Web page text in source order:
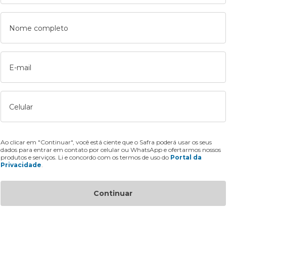
Nome completo
E-mail
Celular
Ao clicar em "Continuar", você está ciente que o Safra poderá usar os seus
dados para entrar em contato por celular ou WhatsApp e ofertarmos nossos
produtos e serviços. Li e concordo com os termos de uso do Portal da
Privacidade
Continuar